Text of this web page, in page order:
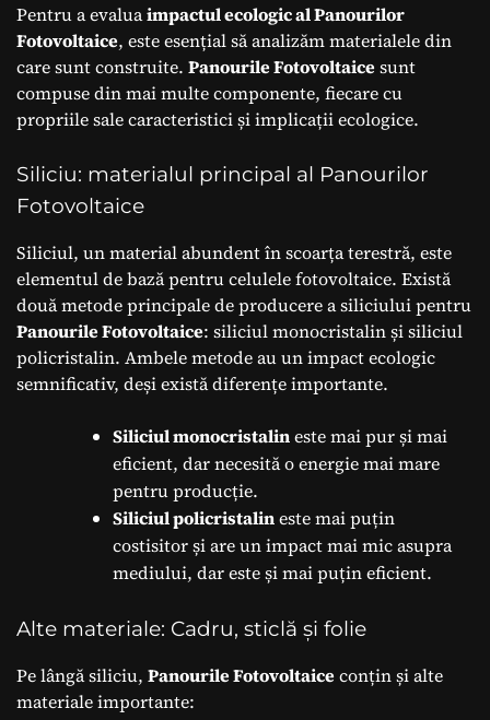
Pentru a evaluaimpactul ecologic al Panourilor
Fotovoltaice, este esențial să analizăm materialele din
care sunt construite. Panourile Fotovoltaicesunt
compuse din mai multe componente, fiecare cu
propriile sale caracteristici și implicații ecologice.
Siliciu: materialul principal al Panourilor
Fotovoltaice
Siliciul, un material abundent în scoarța terestră, este
elementul de bază pentru celulele fotovoltaice. Există
două metode principale de producere a siliciului pentru
Panourile Fotovoltaice: siliciul monocristalin și siliciul
policristalin. Ambele metode au un impact ecologic
semnificativ, deși există diferențe importante.
Siliciul monocristalineste mai pur și mai
eficient, dar necesită o energie mai mare
pentru producție.
Siliciul policristalineste mai puțin
costisitor și are un impact mai mic asupra
mediului, dar este și mai puțin eficient.
Alte materiale: Cadru, sticlă și folie
Pe lângă siliciu, Panourile Fotovoltaiceconțin și alte
materiale importante: